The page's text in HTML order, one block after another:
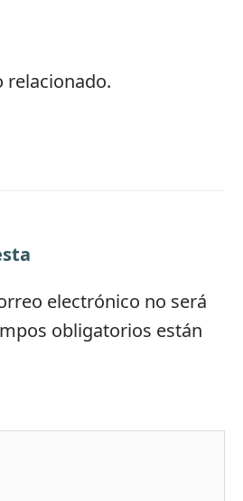
relacionado.
electrónico no será
obligatorios están